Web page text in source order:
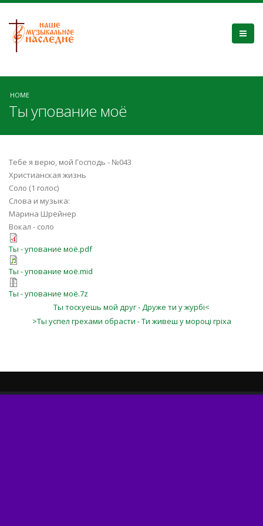
HOME
Ты упование моё
Тебе я верю, мой Господь - №043
Христианская жизнь
Соло (1 голос)
Слова и музыка:
Марина Шрейнер
Вокал - соло
Ты - упование моё.pdf
Ты - упование моё.mid
Ты - упование моё.7z
Ты тоскуешь мой друг - Друже ти у журбі<
>Ты успел грехами обрасти - Ти живеш у мороці гріха